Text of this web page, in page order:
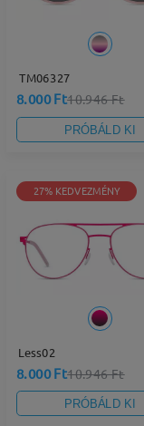
TM06327
8.000 Ft10.946 Ft
PRÓBÁLD KI
27% KEDVEZMÉNY
Less02
8.000 Ft10.946 Ft
PRÓBÁLD KI